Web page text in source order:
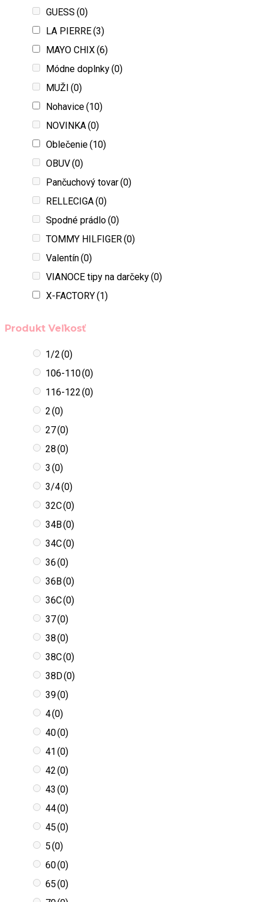
GUESS (0)
LA PIERRE(3)
MAYO CHIX(6)
Módne doplnky(0)
MUŽI (0)
Nohavice(10)
NOVINKA(0)
Oblečenie(10)
OBUV(0)
Pančuchový tovar(0)
RELLECIGA(0)
Spodné prádlo(0)
TOMMY HILFIGER(0)
Valentín(0)
VIANOCE tipy na darčeky(0)
X-FACTORY(1)
Produkt Veľkosť
1/2(0)
106-110(0)
116-122(0)
2(0)
27(0)
28(0)
3 (0)
3/4(0)
32C(0)
34B(0)
34C(0)
36(0)
36B(0)
36C(0)
37(0)
38(0)
38C(0)
38D(0)
39(0)
4(0)
40(0)
41 (0)
42(0)
43 (0)
44(0)
45(0)
5(0)
60(0)
65(0)